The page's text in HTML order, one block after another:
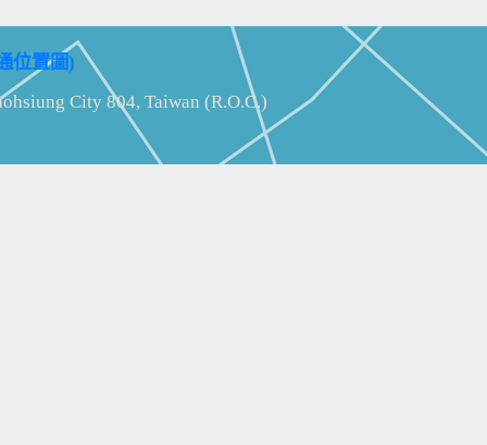
位置圖)
City 804, Taiwan (R.O.C.)